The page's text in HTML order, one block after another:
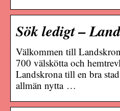
Sök ledigt –
Välkommen till
700 välskötta och
Landskrona till en bra
allmän nytta …